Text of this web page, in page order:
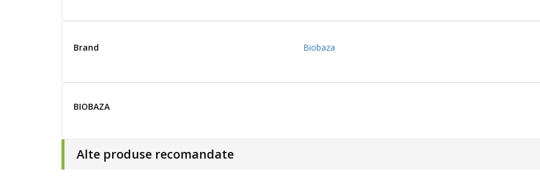
Brand Biobaza
BIOBAZA
Alte produse recomandate